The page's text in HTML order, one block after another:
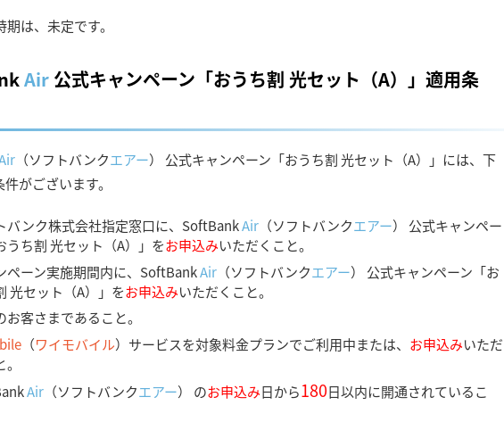
期は、未定です。
Air 公式キャンペーン「おうち割 光セット（A）」適用条
（ソフトバンクエアー） 公式キャンペーン「おうち割 光セット（A）」には、下
がございます。
バンク株式会社指定窓口に、SoftBankAir （ソフトバンクエアー） 公式キャンペー
うち割 光セット（A）」をお申込みいただくこと。
ペーン実施期間内に、SoftBankAir （ソフトバンクエアー） 公式キャンペーン「お
光セット（A）」をお申込みいただくこと。
お客さまであること。
（ワイモバイル）サービスを対象料金プランでご利用中または、 お申込みいただ
Air （ソフトバンクエアー） のお申込み日から180日以内に開通されているこ